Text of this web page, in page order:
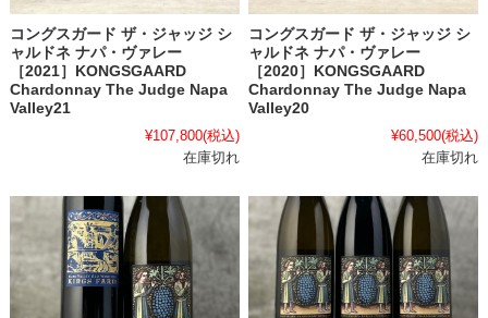
コングスガード ザ・ジャッジ シ
ャルドネ ナパ・ヴァレー
［2021］KONGSGAARD
Chardonnay The Judge Napa
Valley21
¥107,800(税込)
在庫切れ
コングスガード ザ・ジャッジ シ
ャルドネ ナパ・ヴァレー
［2020］KONGSGAARD
Chardonnay The Judge Napa
Valley20
¥60,500(税込)
在庫切れ